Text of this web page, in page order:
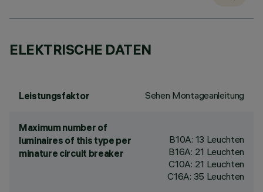
ELEKTRISCHE DATEN
Leistungsfaktor Sehen Montageanleitung
Maximum number of
luminaires of this type per
minature circuit breaker
B10A: 13 Leuchten
B16A: 21 Leuchten
C10A: 21 Leuchten
C16A: 35 Leuchten